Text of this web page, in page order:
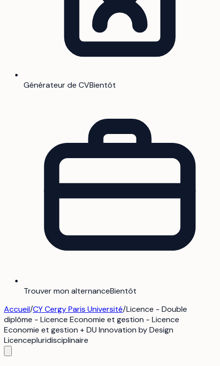
Générateur de CVBientôt
Trouver mon alternanceBientôt
Accueil/CY Cergy Paris Université/Licence - Double
diplôme - Licence Economie et gestion - Licence
Economie et gestion + DU Innovation by Design
Licencepluridisciplinaire